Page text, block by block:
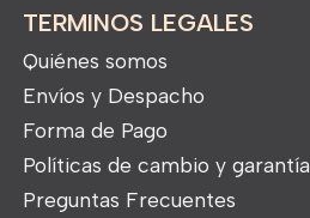
TERMINOS LEGALES
Quiénes somos
Envíos y Despacho
Forma de Pago
Políticas de cambio y garantía
Preguntas Frecuentes